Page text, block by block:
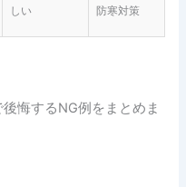
しい
防寒対策
悔するNG例をまとめま